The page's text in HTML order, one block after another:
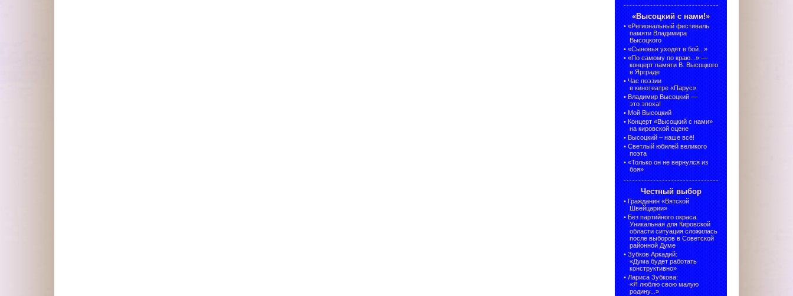
«Высоцкий с нами!»
• «Региональный фестиваль
памяти Владимира
Высоцкого
• «Сыновья уходят в бой...»
• «По самому по краю...» —
концерт памяти В. Высоцкого
в Ярграде
• Час поэзии
в кинотеатре «Парус»
• Владимир Высоцкий —
это эпоха!
• Мой Высоцкий
• Концерт «Высоцкий с нами»
на кировской сцене
• Высоцкий – наше всё!
• Светлый юбилей великого
поэта
• «Только он не вернулся из
боя»
Честный выбор
• Гражданин «Вятской
Швейцарии»
• Без партийного окраса.
Уникальная для Кировской
области ситуация сложилась
после выборов в Советской
районной Думе
• Зубков Аркадий:
«Дума будет работать
конструктивно»
• Лариса Зубкова:
«Я люблю свою малую
родину...»